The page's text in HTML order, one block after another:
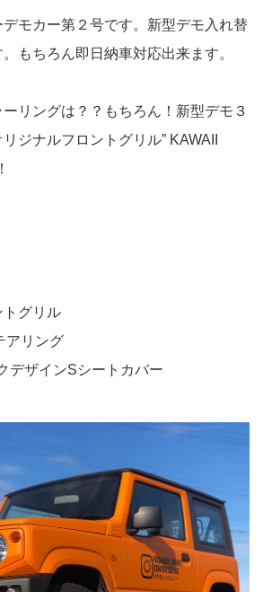
モカー第２号です。新型デモ入れ替
もちろん即日納車対応出来ます。
リングは？？もちろん！新型デモ３
ジナルフロントグリル” KAWAII
トグリル
アリング
デザインSシートカバー